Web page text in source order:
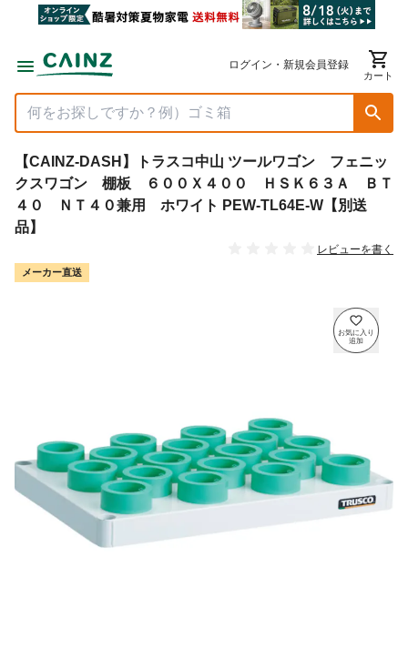
ログイン・新規会員登録
カート
【CAINZ-DASH】トラスコ中山 ツールワゴン フェニッ
クスワゴン 棚板 ６００Ｘ４００ ＨＳＫ６３Ａ ＢＴ
４０ ＮＴ４０兼用 ホワイト PEW-TL64E-W【別送
品】
レビューを書く
メーカー直送